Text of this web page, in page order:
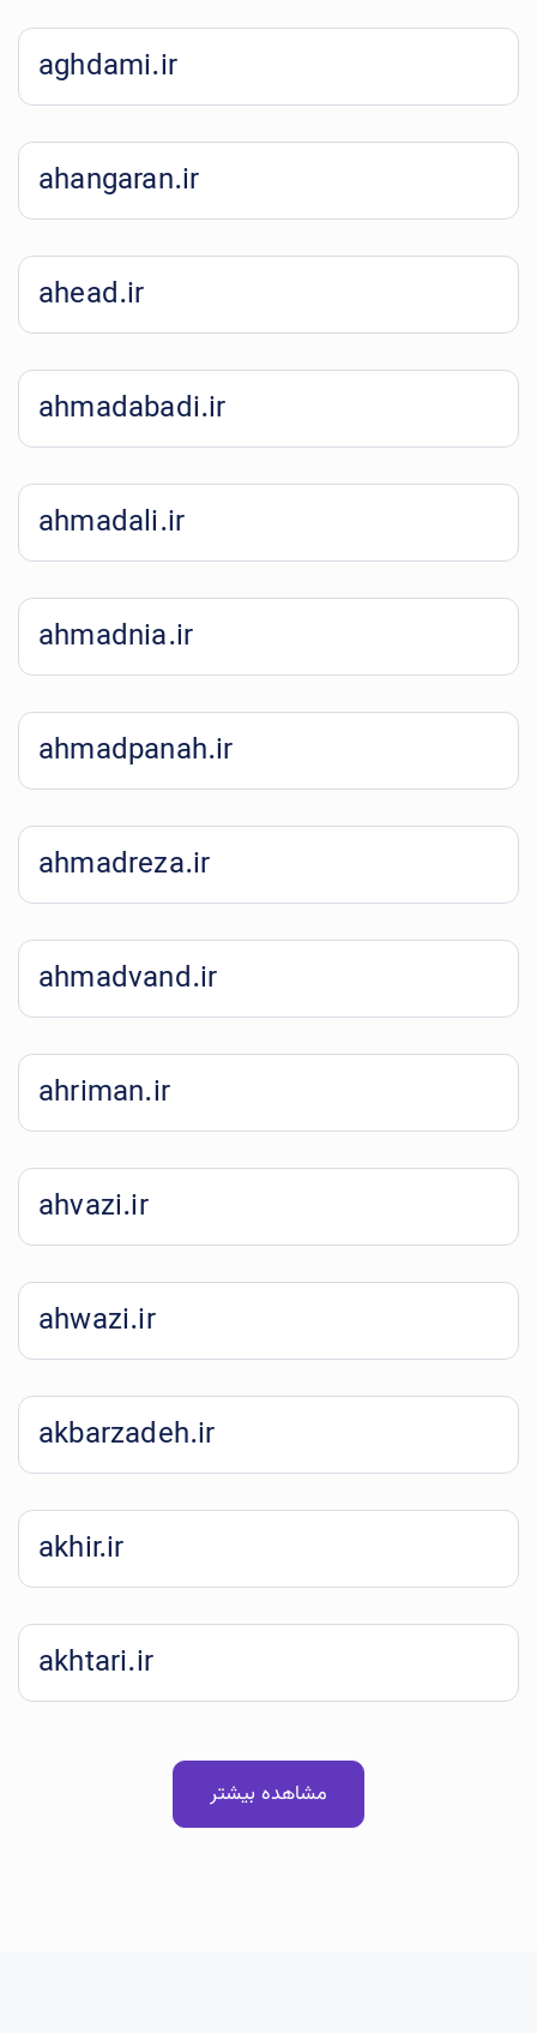
aghdami.ir
ahangaran.ir
ahead.ir
ahmadabadi.ir
ahmadali.ir
ahmadnia.ir
ahmadpanah.ir
ahmadreza.ir
ahmadvand.ir
ahriman.ir
ahvazi.ir
ahwazi.ir
akbarzadeh.ir
akhir.ir
akhtari.ir
مشاهده بیشتر